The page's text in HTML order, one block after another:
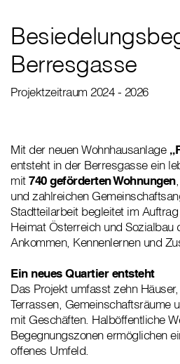
Berresgasse
Projektzeitraum 2024 - 2026
Mit der neuen Wohnhausanlage
entsteht in der Berresgasse ein
mit740 geförderten Wohnungen
und zahlreichen
Stadtteilarbeit begleitet im
Heimat Österreich und Sozialbau
Ankommen, Kennenlernen und
Ein neues Quartier entsteht
Das Projekt umfasst zehn
Terrassen, Gemeinschaftsräume
mit Geschäften. Halböffentliche
Begegnungszonen ermöglichen
offenes Umfeld.